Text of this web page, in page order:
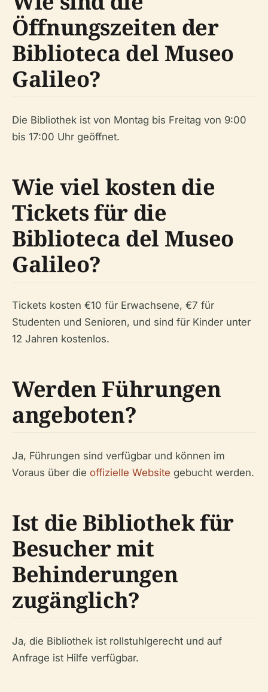
Öffnungszeiten der
Biblioteca del Museo
Galileo?
Die Bibliothek ist von Montag bis Freitag von 9:00
bis 17:00 Uhr geöffnet.
Wie viel kosten die
Tickets für die
Biblioteca del Museo
Galileo?
Tickets kosten €10 für Erwachsene, €7 für
Studenten und Senioren, und sind für Kinder unter
12 Jahren kostenlos.
Werden Führungen
angeboten?
Ja, Führungen sind verfügbar und können im
Voraus über die offizielle Website gebucht werden.
Ist die Bibliothek für
Besucher mit
Behinderungen
zugänglich?
Ja, die Bibliothek ist rollstuhlgerecht und auf
Anfrage ist Hilfe verfügbar.